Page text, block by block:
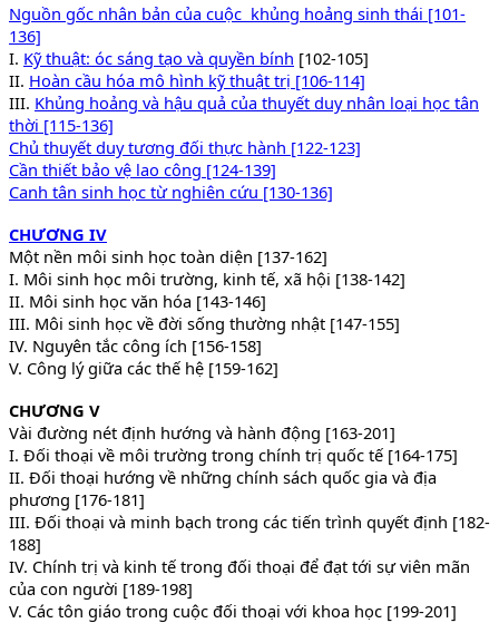
Nguồn gốc nhân bản của cuộc khủng hoảng sinh thái [101-
136]
I. Kỹ thuật: óc sáng tạo và quyền bính [102-105]
II. Hoàn cầu hóa mô hình kỹ thuật trị [106-114]
III. Khủng hoảng và hậu quả của thuyết duy nhân loại học tân
thời [115-136]
Chủ thuyết duy tương đối thực hành [122-123]
Cần thiết bảo vệ lao công [124-139]
Canh tân sinh học từ nghiên cứu [130-136]
CHƯƠNG IV
Một nền môi sinh học toàn diện [137-162]
I. Môi sinh học môi trường, kinh tế, xã hội [138-142]
II. Môi sinh học văn hóa [143-146]
III. Môi sinh học về đời sống thường nhật [147-155]
IV. Nguyên tắc công ích [156-158]
V. Công lý giữa các thế hệ [159-162]
CHƯƠNG V
Vài đường nét định hướng và hành động [163-201]
I. Đối thoại về môi trường trong chính trị quốc tế [164-175]
II. Đối thoại hướng về những chính sách quốc gia và địa
phương [176-181]
III. Đối thoại và minh bạch trong các tiến trình quyết định [182-
188]
IV. Chính trị và kinh tế trong đối thoại để đạt tới sự viên mãn
của con người [189-198]
V. Các tôn giáo trong cuộc đối thoại với khoa học [199-201]